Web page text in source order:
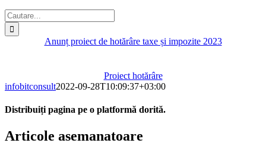
Cautare...
Anunț proiect de hotărâre taxe și impozite 2023
Proiect hotărâre
infobitconsult2022-09-28T10:09:37+03:00
Distribuiți pagina pe o platformă dorită.
Facebook
X
LinkedIn
WhatsApp
E-
mail:
Articole asemanatoare